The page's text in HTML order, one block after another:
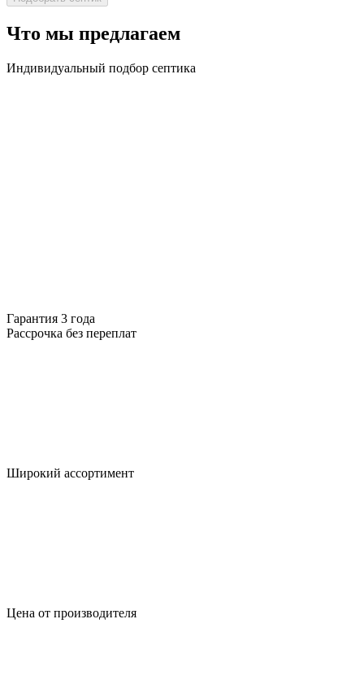
Что мы предлагаем
Индивидуальный подбор септика
Гарантия 3 года
Рассрочка без переплат
Широкий ассортимент
Цена от производителя